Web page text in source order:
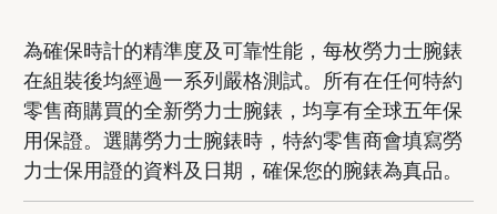
為確保時計的精準度及可靠性能，每枚勞力士腕錶
在組裝後均經過一系列嚴格測試。所有在任何特約
零售商購買的全新勞力士腕錶，均享有全球五年保
用保證。選購勞力士腕錶時，特約零售商會填寫勞
力士保用證的資料及日期，確保您的腕錶為真品。